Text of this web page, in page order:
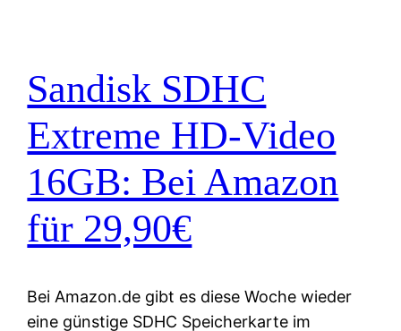
Sandisk SDHC
Extreme HD-Video
16GB: Bei Amazon
für 29,90€
Bei Amazon.de gibt es diese Woche wieder
eine günstige SDHC Speicherkarte im